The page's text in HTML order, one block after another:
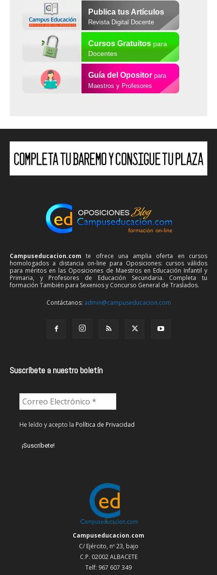
Publica tus Artículos
Revista Digital Docente
Cursos Gratuitospara
Docentes
Guía del Opositor para
Maestros y Profesores
Campuseducacion.com te ofrece una amplia oferta en cursos
homologados a distancia on-line para Oposiciones: cursos válidos
para méritos en las Oposiciones de Maestros en Educación Infantil y
Primaria, y Profesores de Educación Secundaria. Completa tu
formación También para Sexenios y Concurso General de Traslados.
Contáctanos: admin@campuseducacion.com
Suscríbete a nuestro boletín
He leído y acepto la Política de Privacidad
Campuseducacion.com
C/ Ejército, nº 23, bajo
C.P. 02002 ALBACETE
Telf: 967 607 349